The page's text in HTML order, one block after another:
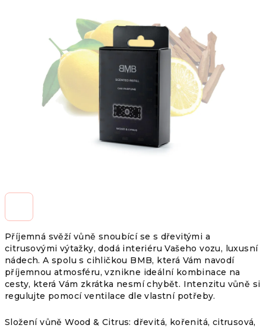
Příjemná svěží vůně snoubící se s dřevitými a
citrusovými výtažky, dodá interiéru Vašeho vozu, luxusní
nádech. A spolu s cihličkou BMB, která Vám navodí
příjemnou atmosféru, vznikne ideální kombinace na
cesty, která Vám zkrátka nesmí chybět. Intenzitu vůně si
regulujte pomocí ventilace dle vlastní potřeby.
Složení vůně Wood & Citrus: dřevitá, kořenitá, citrusová,